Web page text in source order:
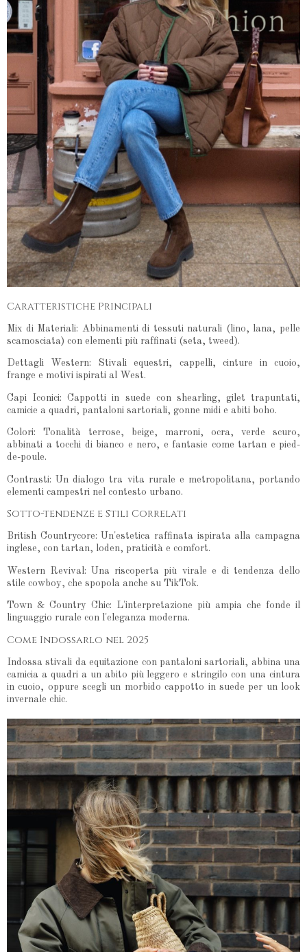
Caratteristiche Principali
Mix di Materiali: Abbinamenti di tessuti naturali (lino, lana, pelle
scamosciata) con elementi più raffinati (seta, tweed).
Dettagli Western: Stivali equestri, cappelli, cinture in cuoio,
frange e motivi ispirati al West.
Capi Iconici: Cappotti in suede con shearling, gilet trapuntati,
camicie a quadri, pantaloni sartoriali, gonne midi e abiti boho.
Colori: Tonalità terrose, beige, marroni, ocra, verde scuro,
abbinati a tocchi di bianco e nero, e fantasie come tartan e pied-
de-poule.
Contrasti: Un dialogo tra vita rurale e metropolitana, portando
elementi campestri nel contesto urbano.
Sotto-tendenze e Stili Correlati
British Countrycore: Un'estetica raffinata ispirata alla campagna
inglese, con tartan, loden, praticità e comfort.
Western Revival: Una riscoperta più virale e di tendenza dello
stile cowboy, che spopola anche su TikTok.
Town & Country Chic: L'interpretazione più ampia che fonde il
linguaggio rurale con l'eleganza moderna.
Come Indossarlo nel 2025
Indossa stivali da equitazione con pantaloni sartoriali, abbina una
camicia a quadri a un abito più leggero e stringilo con una cintura
in cuoio, oppure scegli un morbido cappotto in suede per un look
invernale chic.